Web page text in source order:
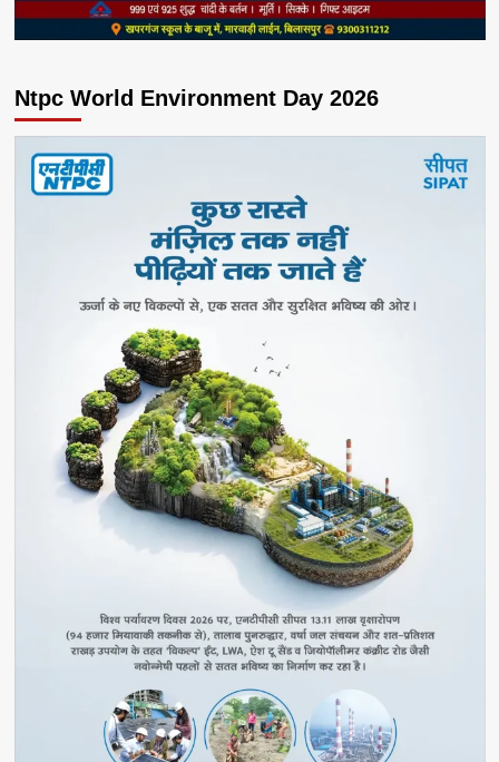
Ntpc World Environment Day 2026